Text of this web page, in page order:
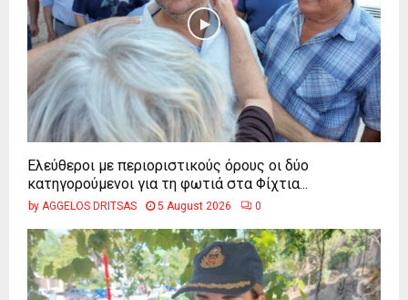
Ελεύθεροι με περιοριστικούς όρους οι δύο
κατηγορούμενοι για τη φωτιά στα Φίχτια...
by AGGELOS DRITSAS 5 August 2026 0